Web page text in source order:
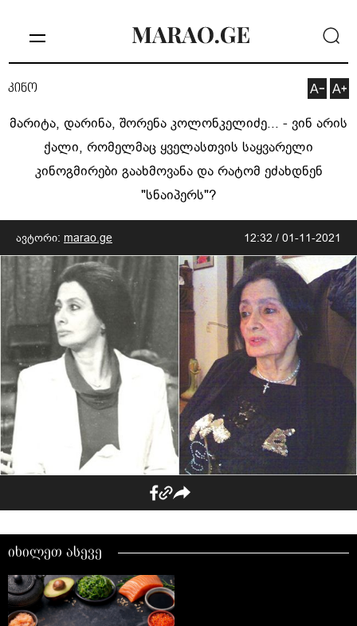
კინო
მარიტა, დარინა, შორენა კოლონკელიძე... - ვინ არის
ქალი, რომელმაც ყველასთვის საყვარელი
კინოგმირები გაახმოვანა და რატომ ეძახდნენ
"სნაიპერს"?
ავტორი: marao.ge 12:32 / 01-11-2021
იხილეთ ასევე